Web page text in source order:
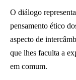
O diálogo
pensamento ético
aspecto de
que lhes faculta a
em comum.